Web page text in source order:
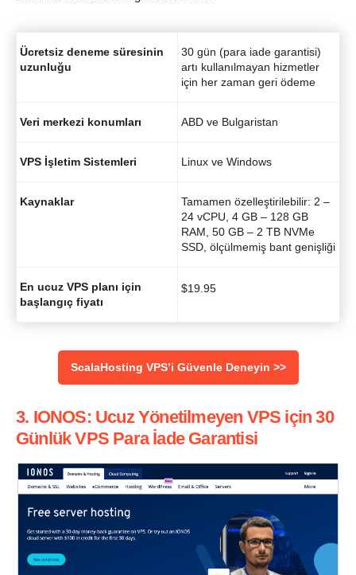
Ücretsiz deneme süresinin
uzunluğu
30 gün (para iade garantisi)
artı kullanılmayan hizmetler
için her zaman geri ödeme
Veri merkezi konumları ABD ve Bulgaristan
VPS İşletim Sistemleri Linux ve Windows
Kaynaklar
Tamamen özelleştirilebilir: 2 –
24 vCPU, 4 GB – 128 GB
RAM, 50 GB – 2 TB NVMe
SSD, ölçülmemiş bant genişliği
En ucuz VPS planı için
başlangıç fiyatı
$19.95
ScalaHosting VPS’i Güvenle Deneyin >>
3. IONOS: Ucuz Yönetilmeyen VPS için 30
Günlük VPS Para İade Garantisi